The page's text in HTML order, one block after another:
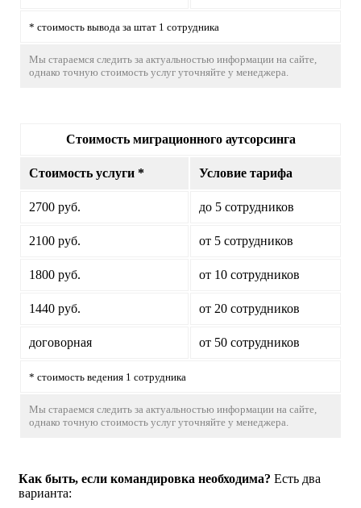
* стоимость вывода за штат 1 сотрудника
Мы стараемся следить за актуальностью информации на сайте,
однако точную стоимость услуг уточняйте у менеджера.
Стоимость миграционного аутсорсинга
Стоимость услуги * Условие тарифа
2700 руб. до 5 сотрудников
2100 руб. от 5 сотрудников
1800 руб. от 10 сотрудников
1440 руб. от 20 сотрудников
договорная от 50 сотрудников
* стоимость ведения 1 сотрудника
Мы стараемся следить за актуальностью информации на сайте,
однако точную стоимость услуг уточняйте у менеджера.
Как быть, если командировка необходима? Есть два
варианта: